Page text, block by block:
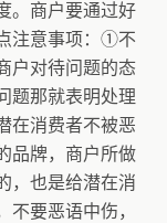
。商户要通过好
注意事项：①不
户对待问题的态
题那就表明处理
在消费者不被恶
品牌，商户所做
，也是给潜在消
要恶语中伤，